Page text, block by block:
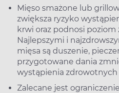
Mięso smażone lub
zwiększa ryzyko
krwi oraz podnosi poziom
Najlepszymi i
mięsa są duszenie,
przygotowane dania
wystąpienia zdrowotnych
Zalecane jest